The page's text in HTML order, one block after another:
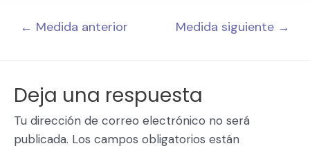
← Medida anterior Medida siguiente →
Deja una respuesta
Tu dirección de correo electrónico no será
publicada. Los campos obligatorios están